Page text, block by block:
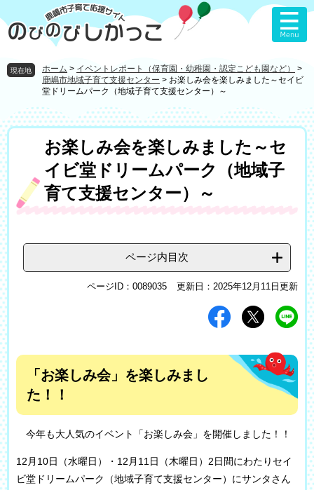
ー
ジ
先
頭
。
ニ
ュ
を
飛
て
本
文
へ
現在地 ホーム > イベントレポート（保育園・幼稚園・認定こども園など）
>
鹿嶋市地域子育て支援センター > お楽しみ会を楽しみました～セイビ
堂ドリームパーク（地域子育て支援センター）～
お楽しみ会を楽しみました～セ
イビ堂ドリームパーク（地域子
育て支援センター）～
ページ内目次
ページID：0089035 更新日：2025年12月11日更新
「お楽しみ会」を楽しみまし
た！！
今年も大人気のイベント「お楽しみ会」を開催しました！！
12月10日（水曜日）・12月11日（木曜日）2日間にわたりセイ
ビ堂ドリームパーク（地域子育て支援センター）にサンタさん